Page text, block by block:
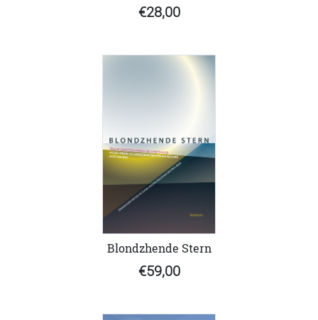
€28,00
Blondzhende Stern
€59,00